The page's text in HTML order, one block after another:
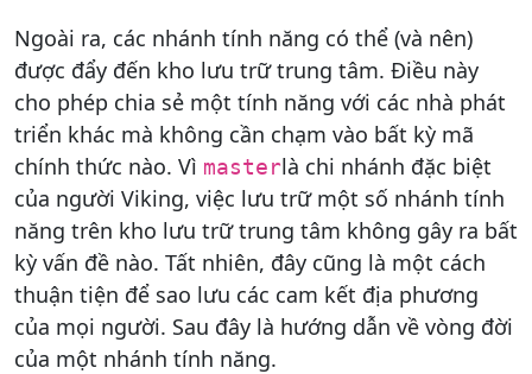
Ngoài ra, các nhánh tính năng có thể (và nên)
được đẩy đến kho lưu trữ trung tâm. Điều này
cho phép chia sẻ một tính năng với các nhà phát
triển khác mà không cần chạm vào bất kỳ mã
chính thức nào. Vì masterlà chi nhánh đặc biệt
của người Viking, việc lưu trữ một số nhánh tính
năng trên kho lưu trữ trung tâm không gây ra bất
kỳ vấn đề nào. Tất nhiên, đây cũng là một cách
thuận tiện để sao lưu các cam kết địa phương
của mọi người. Sau đây là hướng dẫn về vòng đời
của một nhánh tính năng.